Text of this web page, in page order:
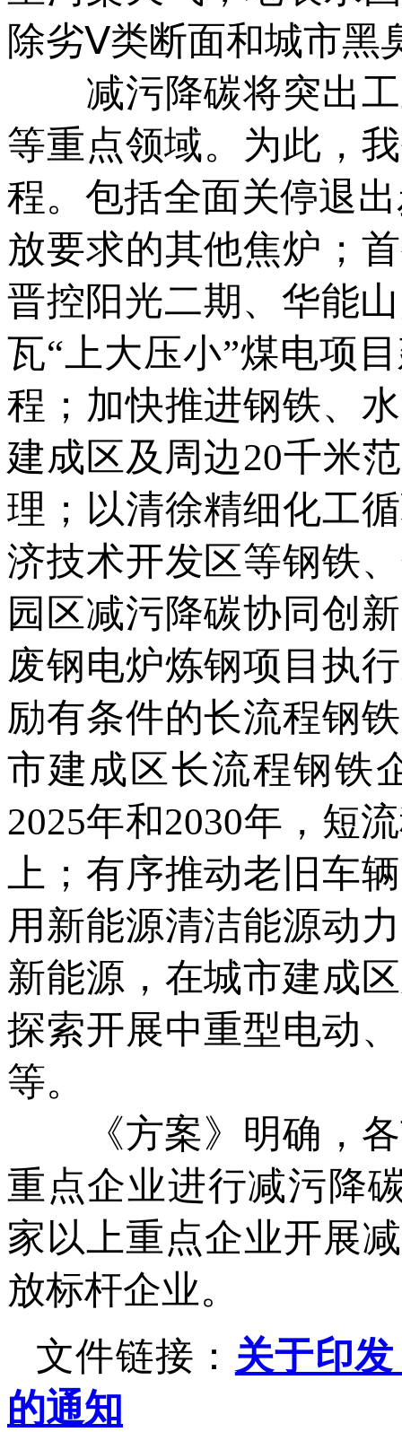
除劣Ⅴ类断面和城市黑
减污降碳将突出工
等重点领域。为此，
程。包括全面关停退
放要求的其他焦炉；
晋控阳光二期、华能
瓦“上大压小”煤电项
程；加快推进钢铁、
建成区及周边20千米
理；以清徐精细化工
济技术开发区等钢铁
园区减污降碳协同创
废钢电炉炼钢项目执
励有条件的长流程钢
市建成区长流程钢铁
2025年和2030年，短
上；有序推动老旧车
用新能源清洁能源动
新能源，在城市建成
探索开展中重型电动
等。
《方案》明确，各
重点企业进行减污降
家以上重点企业开展
放标杆企业。
文件链接： 关于印
的通知